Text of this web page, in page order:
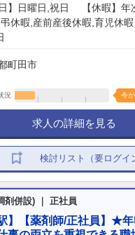
日】日曜日,祝日 【休暇】年
休暇,産前産後休暇,育児休
町田市
況 今
求人の詳細を見る
検討リスト（要ログイ
剤併設) ｜ 正社員
】【薬剤師/正社員】★